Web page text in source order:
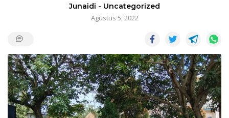
Junaidi - Uncategorized
Agustus 5, 2022